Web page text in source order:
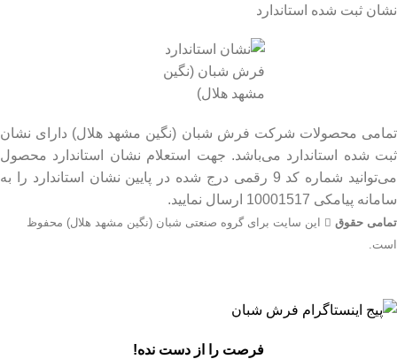
نشان ثبت شده استاندارد
تمامی محصولات شرکت فرش شبان (نگین مشهد هلال) دارای نشان
ثبت شده استاندارد می‌باشد. جهت استعلام نشان استاندارد محصول
می‌توانید شماره کد 9 رقمی درج شده در پایین نشان استاندارد را به
سامانه پیامکی 10001517 ارسال نمایید.
تمامی حقوق
این سایت برای گروه صنعتی شبان (نگین مشهد هلال) محفوظ
است.
فرصت را از دست نده!